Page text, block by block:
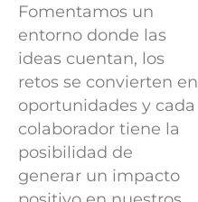
Fomentamos un
entorno donde las
ideas cuentan, los
retos se convierten en
oportunidades y cada
colaborador tiene la
posibilidad de
generar un impacto